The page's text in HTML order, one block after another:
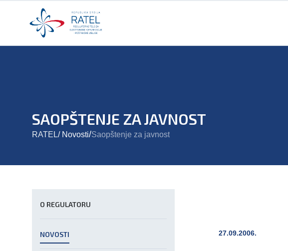
SAOPŠTENJE ZA JAVNOST
RATEL/ Novosti/Saopštenje za javnost
O REGULATORU
NOVOSTI 27.09.2006.